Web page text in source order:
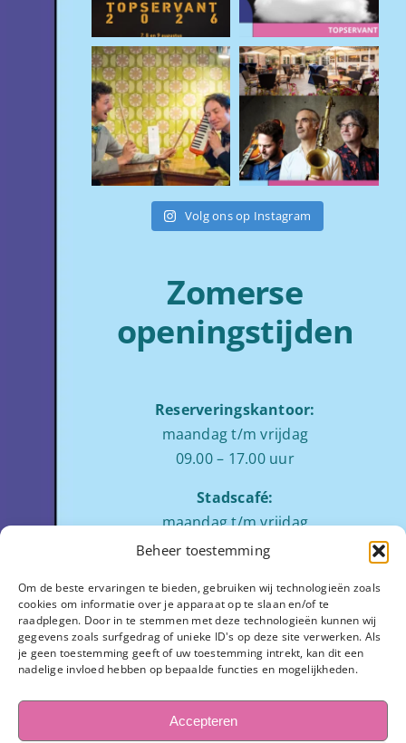
Beheer toestemming
Om de beste ervaringen te bieden, gebruiken wij technologieën zoals
cookies om informatie over je apparaat op te slaan en/of te
raadplegen. Door in te stemmen met deze technologieën kunnen wij
gegevens zoals surfgedrag of unieke ID's op deze site verwerken. Als
je geen toestemming geeft of uw toestemming intrekt, kan dit een
nadelige invloed hebben op bepaalde functies en mogelijkheden.
Accepteren
Volg ons op Instagram
Zomerse
openingstijden
Reserveringskantoor:
maandag t/m vrijdag
09.00 – 17.00 uur
Stadscafé:
maandag t/m vrijdag
tussen 09:00 – 17:00 uur
Zaalverhuur:
ochtend: 08.00 tot 12.00
middag: 13.00 tot 17.00
avond:op aanvraag
Stadhuisplein 7
3811 LM Amersfoort